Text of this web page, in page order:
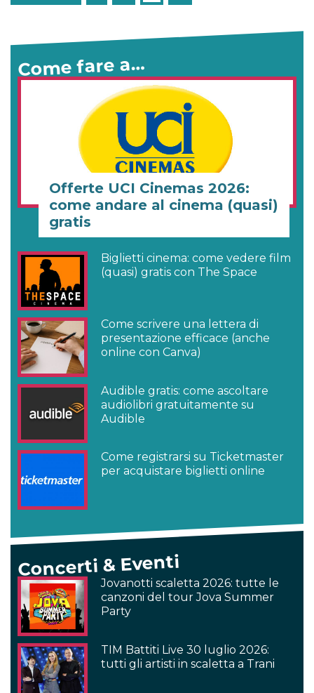
Come fare a…
Offerte UCI Cinemas 2026:
come andare al cinema (quasi)
gratis
Biglietti cinema: come vedere film
(quasi) gratis con The Space
Come scrivere una lettera di
presentazione efficace (anche
online con Canva)
Audible gratis: come ascoltare
audiolibri gratuitamente su
Audible
Come registrarsi su Ticketmaster
per acquistare biglietti online
Concerti & Eventi
Jovanotti scaletta 2026: tutte le
canzoni del tour Jova Summer
Party
TIM Battiti Live 30 luglio 2026:
tutti gli artisti in scaletta a Trani